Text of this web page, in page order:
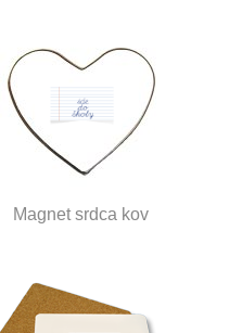
Magnet srdca kov